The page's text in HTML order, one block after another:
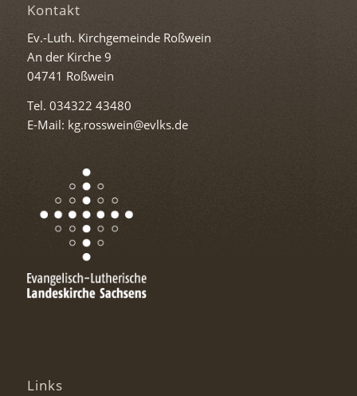
Kontakt
Ev.-Luth. Kirchgemeinde Roßwein
An der Kirche 9
04741 Roßwein
Tel. 034322 43480
E-Mail: kg.rosswein@evlks.de
Links